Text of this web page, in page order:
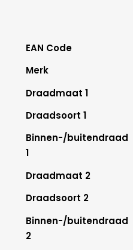
EAN Code
Merk
Draadmaat 1
Draadsoort 1
Binnen-/buitendraad
1
Draadmaat 2
Draadsoort 2
Binnen-/buitendraad
2